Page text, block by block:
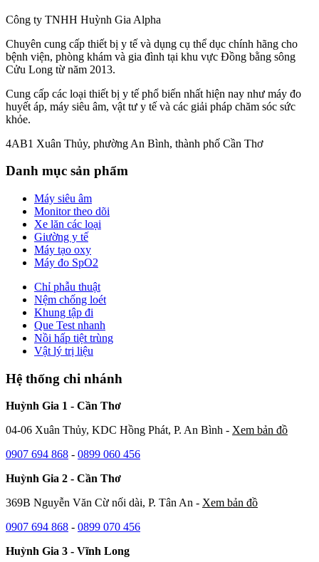
Công ty TNHH Huỳnh Gia Alpha
Chuyên cung cấp thiết bị y tế và dụng cụ thể dục chính hãng cho
bệnh viện, phòng khám và gia đình tại khu vực Đồng bằng sông
Cửu Long từ năm 2013.
Cung cấp các loại thiết bị y tế phổ biến nhất hiện nay như máy đo
huyết áp, máy siêu âm, vật tư y tế và các giải pháp chăm sóc sức
khỏe.
4AB1 Xuân Thủy, phường An Bình, thành phố Cần Thơ
Danh mục sản phẩm
Máy siêu âm
Monitor theo dõi
Xe lăn các loại
Giường y tế
Máy tạo oxy
Máy đo SpO2
Chỉ phẫu thuật
Nệm chống loét
Khung tập đi
Que Test nhanh
Nồi hấp tiệt trùng
Vật lý trị liệu
Hệ thống chi nhánh
Huỳnh Gia 1 - Cần Thơ
04-06 Xuân Thủy, KDC Hồng Phát, P. An Bình - Xem bản đồ
0907 694 868 - 0899 060 456
Huỳnh Gia 2 - Cần Thơ
369B Nguyễn Văn Cừ nối dài, P. Tân An - Xem bản đồ
0907 694 868 - 0899 070 456
Huỳnh Gia 3 - Vĩnh Long